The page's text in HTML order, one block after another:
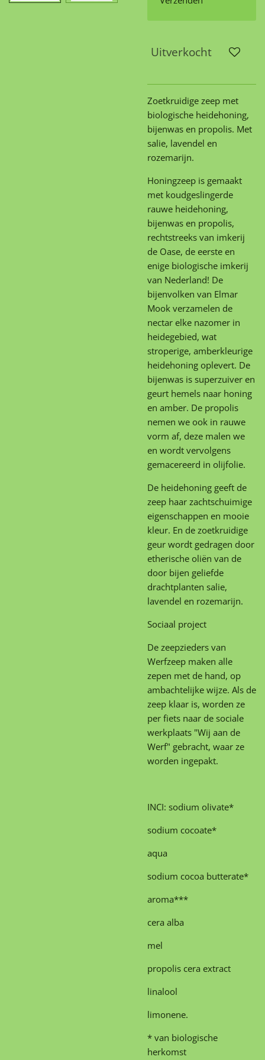
Uitverkocht
Zoetkruidige zeep met
biologische heidehoning,
bijenwas en propolis. Met
salie, lavendel en
rozemarijn.
Honingzeep is gemaakt
met koudgeslingerde
rauwe heidehoning,
bijenwas en propolis,
rechtstreeks van imkerij
de Oase, de eerste en
enige biologische imkerij
van Nederland! De
bijenvolken van Elmar
Mook verzamelen de
nectar elke nazomer in
heidegebied, wat
stroperige, amberkleurige
heidehoning oplevert. De
bijenwas is superzuiver en
geurt hemels naar honing
en amber. De propolis
nemen we ook in rauwe
vorm af, deze malen we
en wordt vervolgens
gemacereerd in olijfolie.
De heidehoning geeft de
zeep haar zachtschuimige
eigenschappen en mooie
kleur. En de zoetkruidige
geur wordt gedragen door
etherische oliën van de
door bijen geliefde
drachtplanten salie,
lavendel en rozemarijn.
Sociaal project
De zeepzieders van
Werfzeep maken alle
zepen met de hand, op
ambachtelijke wijze. Als de
zeep klaar is, worden ze
per fiets naar de sociale
werkplaats "Wij aan de
Werf" gebracht, waar ze
worden ingepakt.
INCI: sodium olivate*
sodium cocoate*
aqua
sodium cocoa butterate*
aroma***
cera alba
mel
propolis cera extract
linalool
limonene.
* van biologische
herkomst